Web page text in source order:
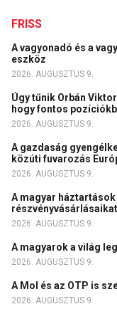
FRISS
A vagyonadó és a
eszköz
2026. AUGUSZTUS 9.
Úgy tűnik Orbán
hogy fontos
2026. AUGUSZTUS 9.
A gazdaság
közúti fuvarozás
2026. AUGUSZTUS 9.
A magyar
részvényvásárlásaikat
2026. AUGUSZTUS 9.
A magyarok a világ
2026. AUGUSZTUS 9.
A Mol és az OTP is
2026. AUGUSZTUS 9.